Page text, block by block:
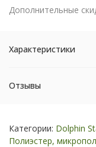
Дополнительные
Характеристики
Отзывы
Категории: Dolphin
Полиэстер,